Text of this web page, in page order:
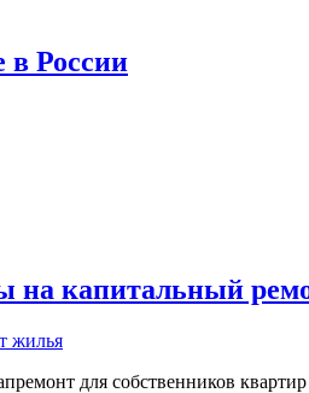
в России
на капитальный
для собственников